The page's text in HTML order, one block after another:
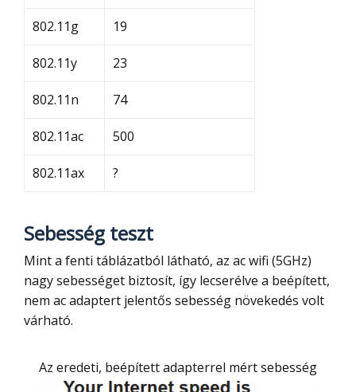
802.11g 19
802.11y 23
802.11n 74
802.11ac 500
802.11ax ?
Sebesség teszt
Mint a fenti táblázatból látható, az ac wifi (5GHz)
nagy sebességet biztosít, így lecserélve a beépített,
nem ac adaptert jelentős sebesség növekedés volt
várható.
Az eredeti, beépített adapterrel mért sebesség